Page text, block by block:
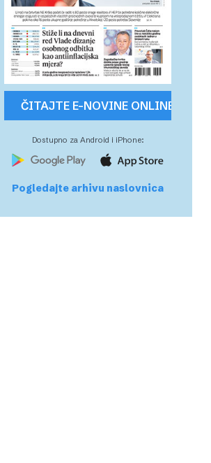
ČITAJTE E-NOVINE ONLINE
Dostupno za Android i iPhone:
Pogledajte arhivu naslovnica